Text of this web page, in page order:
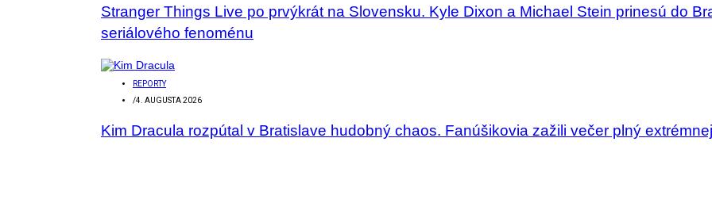
Stranger Things Live po prvýkrát na Slovensku. Kyle Dixon a Michael Stein prinesú do
seriálového fenoménu
REPORTY
/4. AUGUSTA 2026
Kim Dracula rozpútal v Bratislave hudobný chaos. Fanúšikovia zažili večer plný